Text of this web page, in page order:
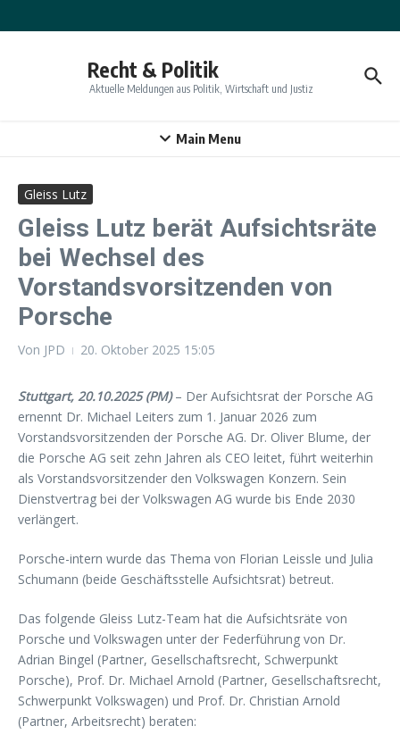
Recht & Politik
Aktuelle Meldungen aus Politik, Wirtschaft und Justiz
Main Menu
Gleiss Lutz
Gleiss Lutz berät Aufsichtsräte
bei Wechsel des
Vorstandsvorsitzenden von
Porsche
Von JPD 20. Oktober 2025 15:05
Stuttgart, 20.10.2025 (PM)– Der Aufsichtsrat der Porsche AG
ernennt Dr. Michael Leiters zum 1. Januar 2026 zum
Vorstandsvorsitzenden der Porsche AG. Dr. Oliver Blume, der
die Porsche AG seit zehn Jahren als CEO leitet, führt weiterhin
als Vorstandsvorsitzender den Volkswagen Konzern. Sein
Dienstvertrag bei der Volkswagen AG wurde bis Ende 2030
verlängert.
Porsche-intern wurde das Thema von Florian Leissle und Julia
Schumann (beide Geschäftsstelle Aufsichtsrat) betreut.
Das folgende Gleiss Lutz-Team hat die Aufsichtsräte von
Porsche und Volkswagen unter der Federführung von Dr.
Adrian Bingel (Partner, Gesellschaftsrecht, Schwerpunkt
Porsche), Prof. Dr. Michael Arnold (Partner, Gesellschaftsrecht,
Schwerpunkt Volkswagen) und Prof. Dr. Christian Arnold
(Partner, Arbeitsrecht) beraten: